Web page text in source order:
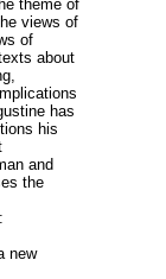
theme of
views of
of
about
has
his
and
the
new